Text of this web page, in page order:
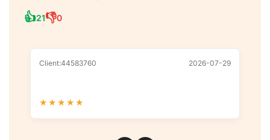
👍21👎0
Client:44583760 2026-07-29
★ ★ ★ ★ ★